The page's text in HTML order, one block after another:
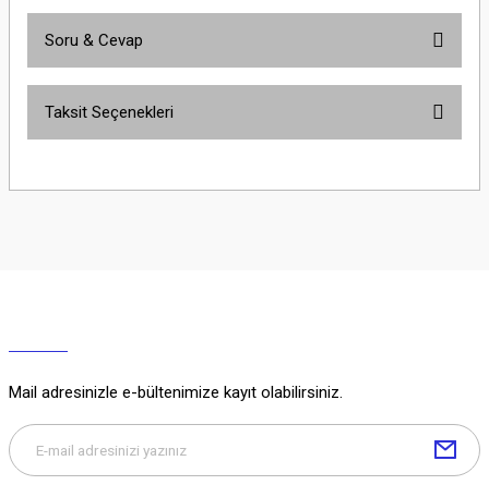
Soru & Cevap
Soru Sor
Taksit Seçenekleri
Mail adresinizle e-bültenimize kayıt olabilirsiniz.